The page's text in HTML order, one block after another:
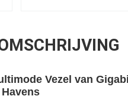
Vezel van
Havens